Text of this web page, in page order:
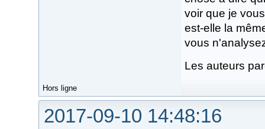
voir que je
est-elle la
vous
Les auteurs
Hors ligne
2017-09-10 14:48:16